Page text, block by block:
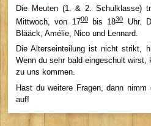
Die Meuten (1. & 2. Schulklasse)
Mittwoch, von 1700bis 1830Uhr.
Blääck, Amélie, Nico und Lennard.
Die Alterseinteilung ist nicht strikt,
Wenn du sehr bald eingeschult wirst,
zu uns kommen.
Hast du weitere Fragen, dann nimm
auf!